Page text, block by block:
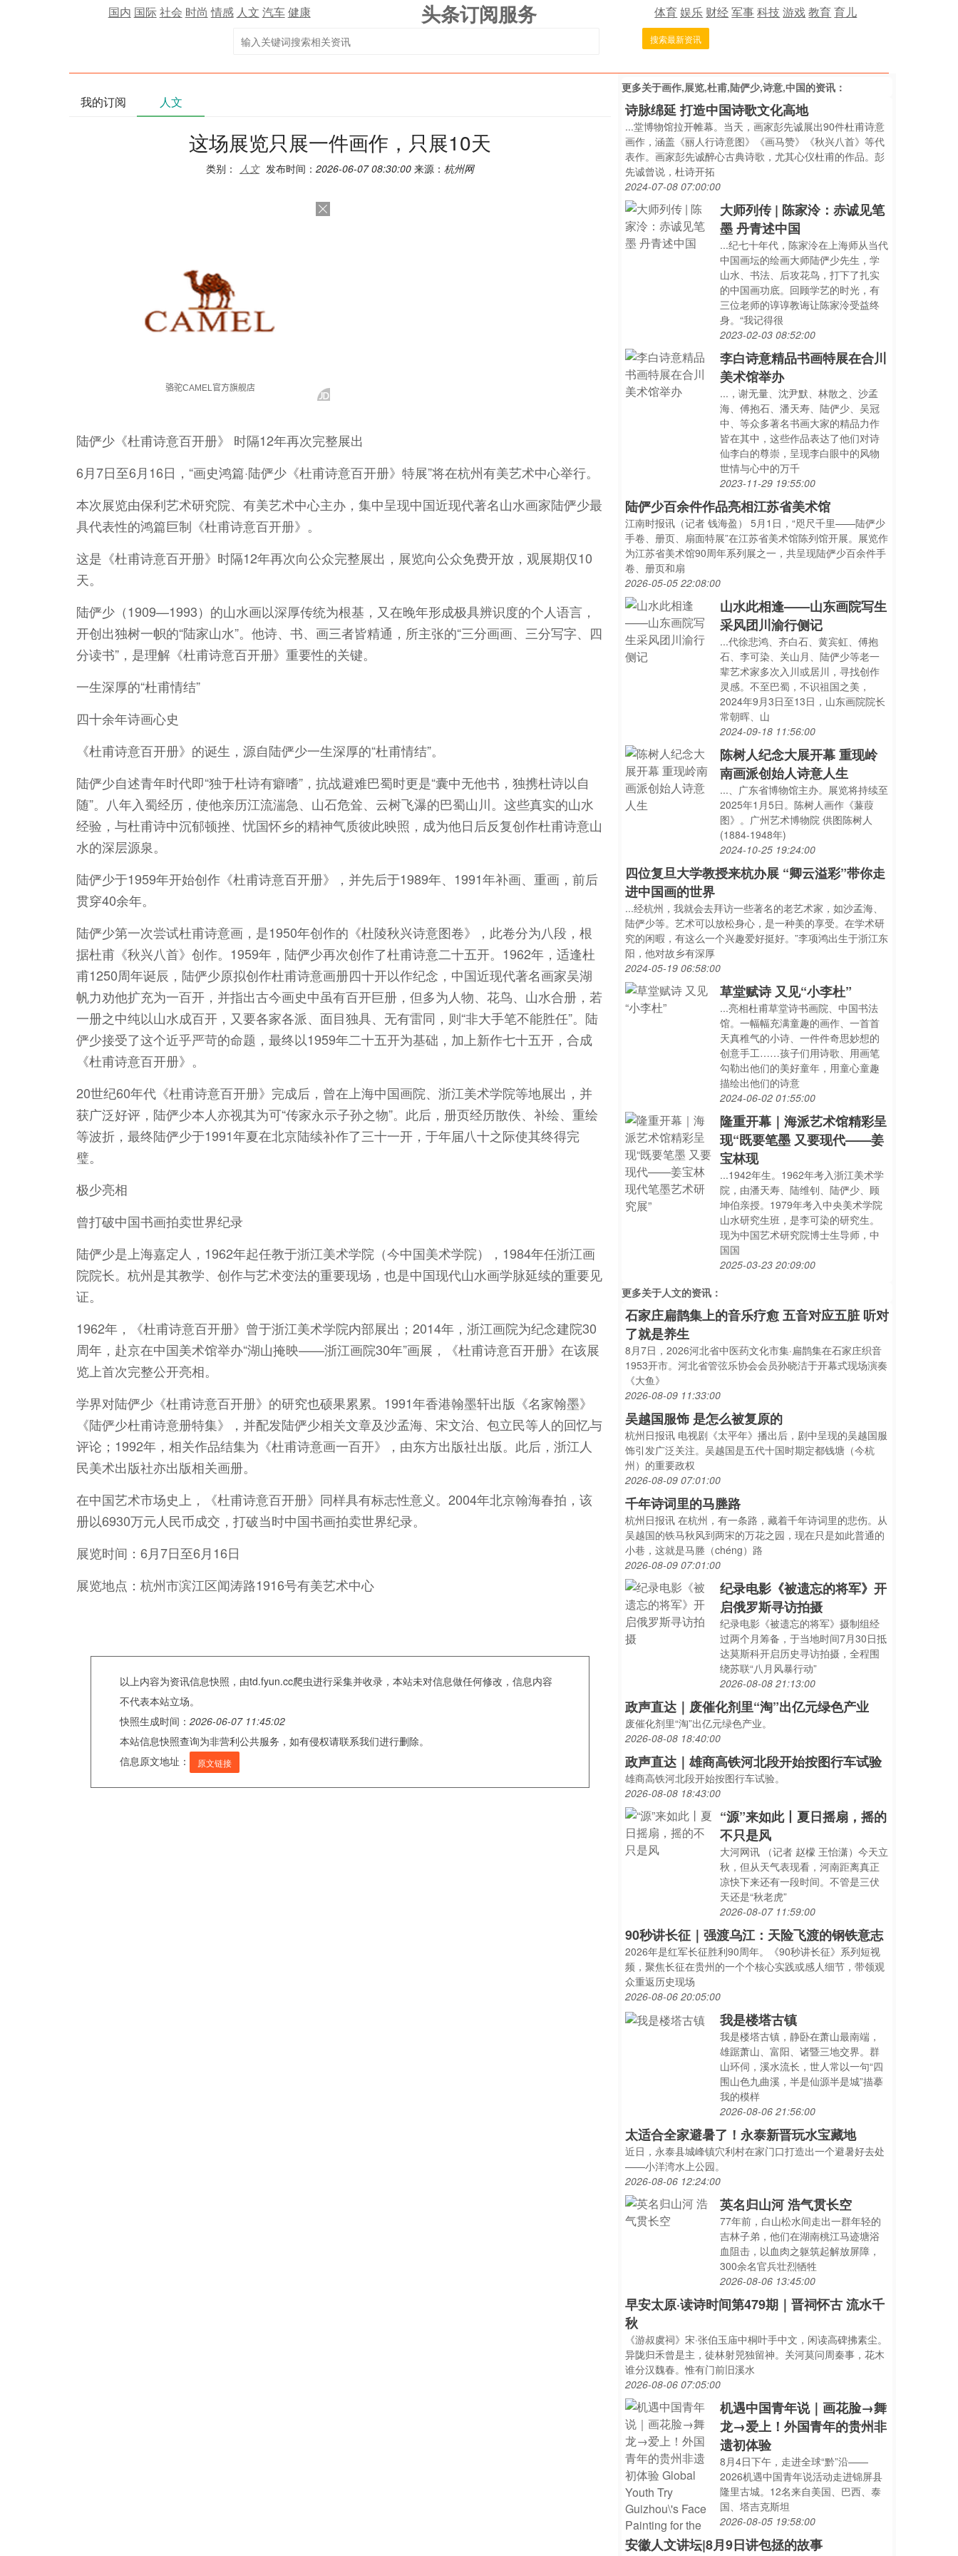
国内 国际社会 时尚 情感 人文 汽车健康 头条订阅服务 体育娱乐 财经军事科技游戏教育育儿
搜索最新资讯
我的订阅 人文
这场展览只展一件画作，只展10天
类别： 人文 发布时间： 2026-06-07 08:30:00 来源： 杭州网
陆俨少《杜甫诗意百开册》 时隔12年再次完整展出
6月7日至6月16日，“画史鸿篇·陆俨少《杜甫诗意百开册》特展”将在杭州有美艺术中心举行。
本次展览由保利艺术研究院、有美艺术中心主办，集中呈现中国近现代著名山水画家陆俨少最
具代表性的鸿篇巨制《杜甫诗意百开册》。
这是《杜甫诗意百开册》时隔12年再次向公众完整展出，展览向公众免费开放，观展期仅10
天。
陆俨少（1909—1993）的山水画以深厚传统为根基，又在晚年形成极具辨识度的个人语言，
开创出独树一帜的“陆家山水”。他诗、书、画三者皆精通，所主张的“三分画画、三分写字、四
分读书”，是理解《杜甫诗意百开册》重要性的关键。
一生深厚的“杜甫情结”
四十余年诗画心史
《杜甫诗意百开册》的诞生，源自陆俨少一生深厚的“杜甫情结”。
陆俨少自述青年时代即“独于杜诗有癖嗜”，抗战避难巴蜀时更是“囊中无他书，独携杜诗以自
随”。八年入蜀经历，使他亲历江流湍急、山石危耸、云树飞瀑的巴蜀山川。这些真实的山水
经验，与杜甫诗中沉郁顿挫、忧国怀乡的精神气质彼此映照，成为他日后反复创作杜甫诗意山
水的深层源泉。
陆俨少于1959年开始创作《杜甫诗意百开册》，并先后于1989年、1991年补画、重画，前后
贯穿40余年。
陆俨少第一次尝试杜甫诗意画，是1950年创作的《杜陵秋兴诗意图卷》，此卷分为八段，根
据杜甫《秋兴八首》创作。1959年，陆俨少再次创作了杜甫诗意二十五开。1962年，适逢杜
甫1250周年诞辰，陆俨少原拟创作杜甫诗意画册四十开以作纪念，中国近现代著名画家吴湖
帆力劝他扩充为一百开，并指出古今画史中虽有百开巨册，但多为人物、花鸟、山水合册，若
一册之中纯以山水成百开，又要各家各派、面目独具、无有雷同，则“非大手笔不能胜任”。陆
俨少接受了这个近乎严苛的命题，最终以1959年二十五开为基础，加上新作七十五开，合成
《杜甫诗意百开册》。
20世纪60年代《杜甫诗意百开册》完成后，曾在上海中国画院、浙江美术学院等地展出，并
获广泛好评，陆俨少本人亦视其为可“传家永示子孙之物”。此后，册页经历散佚、补绘、重绘
等波折，最终陆俨少于1991年夏在北京陆续补作了三十一开，于年届八十之际使其终得完
璧。
极少亮相
曾打破中国书画拍卖世界纪录
陆俨少是上海嘉定人，1962年起任教于浙江美术学院（今中国美术学院），1984年任浙江画
院院长。杭州是其教学、创作与艺术变法的重要现场，也是中国现代山水画学脉延续的重要见
证。
1962年，《杜甫诗意百开册》曾于浙江美术学院内部展出；2014年，浙江画院为纪念建院30
周年，赴京在中国美术馆举办“湖山掩映——浙江画院30年”画展，《杜甫诗意百开册》在该展
览上首次完整公开亮相。
学界对陆俨少《杜甫诗意百开册》的研究也硕果累累。1991年香港翰墨轩出版《名家翰墨》
《陆俨少杜甫诗意册特集》，并配发陆俨少相关文章及沙孟海、宋文治、包立民等人的回忆与
评论；1992年，相关作品结集为《杜甫诗意画一百开》，由东方出版社出版。此后，浙江人
民美术出版社亦出版相关画册。
在中国艺术市场史上，《杜甫诗意百开册》同样具有标志性意义。2004年北京翰海春拍，该
册以6930万元人民币成交，打破当时中国书画拍卖世界纪录。
展览时间：6月7日至6月16日
展览地点：杭州市滨江区闻涛路1916号有美艺术中心
以上内容为资讯信息快照，由td.fyun.cc爬虫进行采集并收录，本站未对信息做任何修改，信息内容
不代表本站立场。
快照生成时间： 2026-06-07 11:45:02
本站信息快照查询为非营利公共服务，如有侵权请联系我们进行删除。
信息原文地址：
原文链接
更多关于画作,展览,杜甫,陆俨少,诗意,中国的资讯：
诗脉绵延 打造中国诗歌文化高地
...堂博物馆拉开帷幕。当天，画家彭先诚展出90件杜甫诗意
画作，涵盖《丽人行诗意图》《画马赞》《秋兴八首》等代
表作。画家彭先诚醉心古典诗歌，尤其心仪杜甫的作品。彭
先诚曾说，杜诗开拓
2024-07-08 07:00:00
大师列传 | 陈家泠：赤诚见笔
墨 丹青述中国
...纪七十年代，陈家泠在上海师从当代
中国画坛的绘画大师陆俨少先生，学
山水、书法、后攻花鸟，打下了扎实
的中国画功底。回顾学艺的时光，有
三位老师的谆谆教诲让陈家泠受益终
身。“我记得很
2023-02-03 08:52:00
李白诗意精品书画特展在合川
美术馆举办
...，谢无量、沈尹默、林散之、沙孟
海、傅抱石、潘天寿、陆俨少、吴冠
中、等众多著名书画大家的精品力作
皆在其中，这些作品表达了他们对诗
仙李白的尊崇，呈现李白眼中的风物
世情与心中的万千
2023-11-29 19:55:00
陆俨少百余件作品亮相江苏省美术馆
江南时报讯（记者 钱海盈） 5月1日，“咫尺千里——陆俨少
手卷、册页、扇面特展”在江苏省美术馆陈列馆开展。展览作
为江苏省美术馆90周年系列展之一，共呈现陆俨少百余件手
卷、册页和扇
2026-05-05 22:08:00
山水此相逢——山东画院写生
采风团川渝行侧记
...代徐悲鸿、齐白石、黄宾虹、傅抱
石、李可染、关山月、陆俨少等老一
辈艺术家多次入川或居川，寻找创作
灵感。不至巴蜀，不识祖国之美，
2024年9月3日至13日，山东画院院长
常朝晖、山
2024-09-18 11:56:00
陈树人纪念大展开幕 重现岭
南画派创始人诗意人生
...、广东省博物馆主办。展览将持续至
2025年1月5日。陈树人画作《蒹葭
图》。广州艺术博物院 供图陈树人
(1884-1948年)
2024-10-25 19:24:00
四位复旦大学教授来杭办展 “卿云溢彩”带你走
进中国画的世界
...经杭州，我就会去拜访一些著名的老艺术家，如沙孟海、
陆俨少等。艺术可以放松身心，是一种美的享受。在学术研
究的闲暇，有这么一个兴趣爱好挺好。”李项鸿出生于浙江东
阳，他对故乡有深厚
2024-05-19 06:58:00
草堂赋诗 又见“小李杜”
...亮相杜甫草堂诗书画院、中国书法
馆。一幅幅充满童趣的画作、一首首
天真稚气的小诗、一件件奇思妙想的
创意手工……孩子们用诗歌、用画笔
勾勒出他们的美好童年，用童心童趣
描绘出他们的诗意
2024-06-02 01:55:00
隆重开幕｜海派艺术馆精彩呈
现“既要笔墨 又要现代——姜
宝林现
...1942年生。1962年考入浙江美术学
院，由潘天寿、陆维钊、陆俨少、顾
坤伯亲授。1979年考入中央美术学院
山水研究生班，是李可染的研究生。
现为中国艺术研究院博士生导师，中
国国
2025-03-23 20:09:00
更多关于人文的资讯：
石家庄扁鹊集上的音乐疗愈 五音对应五脏 听对
了就是养生
8月7日，2026河北省中医药文化市集·扁鹊集在石家庄织音
1953开市。河北省管弦乐协会会员孙晓洁于开幕式现场演奏
《大鱼》
2026-08-09 11:33:00
吴越国服饰 是怎么被复原的
杭州日报讯 电视剧《太平年》播出后，剧中呈现的吴越国服
饰引发广泛关注。吴越国是五代十国时期定都钱塘（今杭
州）的重要政权
2026-08-09 07:01:00
千年诗词里的马塍路
杭州日报讯 在杭州，有一条路，藏着千年诗词里的悲伤。从
吴越国的铁马秋风到两宋的万花之园，现在只是如此普通的
小巷，这就是马塍（chéng）路
2026-08-09 07:01:00
纪录电影《被遗忘的将军》开
启俄罗斯寻访拍摄
纪录电影《被遗忘的将军》摄制组经
过两个月筹备，于当地时间7月30日抵
达莫斯科开启历史寻访拍摄，全程围
绕苏联“八月风暴行动”
2026-08-08 21:13:00
政声直达｜废催化剂里“淘”出亿元绿色产业
废催化剂里“淘”出亿元绿色产业。
2026-08-08 18:40:00
政声直达｜雄商高铁河北段开始按图行车试验
雄商高铁河北段开始按图行车试验。
2026-08-08 18:43:00
“源”来如此丨夏日摇扇，摇的
不只是风
大河网讯 （记者 赵檬 王怡潇）今天立
秋，但从天气表现看，河南距离真正
凉快下来还有一段时间。不管是三伏
天还是“秋老虎”
2026-08-07 11:59:00
90秒讲长征｜强渡乌江：天险飞渡的钢铁意志
2026年是红军长征胜利90周年。《90秒讲长征》系列短视
频，聚焦长征在贵州的一个个核心实践或感人细节，带领观
众重返历史现场
2026-08-06 20:05:00
我是楼塔古镇
我是楼塔古镇，静卧在萧山最南端，
雄踞萧山、富阳、诸暨三地交界。群
山环伺，溪水流长，世人常以一句“四
围山色九曲溪，半是仙源半是城”描摹
我的模样
2026-08-06 21:56:00
太适合全家避暑了！永泰新晋玩水宝藏地
近日，永泰县城峰镇穴利村在家门口打造出一个避暑好去处
——小洋湾水上公园。
2026-08-06 12:24:00
英名归山河 浩气贯长空
77年前，白山松水间走出一群年轻的
吉林子弟，他们在湖南桃江马迹塘浴
血阻击，以血肉之躯筑起解放屏障，
300余名官兵壮烈牺牲
2026-08-06 13:45:00
早安太原·读诗时间第479期｜晋祠怀古 流水千
秋
《游叔虞祠》宋·张伯玉庙中桐叶手中文，闲读高碑拂素尘。
异陇归禾曾是主，徒林射兕独留神。关河莫问周秦事，花木
谁分汉魏春。惟有门前旧溪水
2026-08-06 07:05:00
机遇中国青年说｜画花脸→舞
龙→爱上！外国青年的贵州非
遗初体验
8月4日下午，走进全球“黔”沿——
2026机遇中国青年说活动走进锦屏县
隆里古城。12名来自美国、巴西、泰
国、塔吉克斯坦
2026-08-05 19:58:00
安徽人文讲坛|8月9日讲包拯的故事